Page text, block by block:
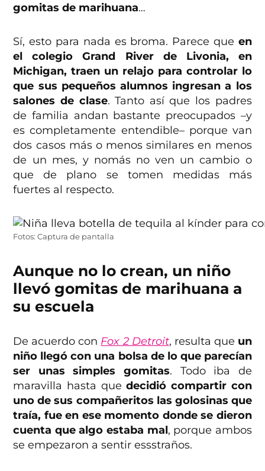
gomitas de marihuana…
Sí, esto para nada es broma. Parece que en
el colegio Grand River de Livonia, en
Michigan, traen un relajo para controlar lo
que sus pequeños alumnos ingresan a los
salones de clase. Tanto así que los padres
de familia andan bastante preocupados –y
es completamente entendible– porque van
dos casos más o menos similares en menos
de un mes, y nomás no ven un cambio o
que de plano se tomen medidas más
fuertes al respecto.
Fotos: Captura de pantalla
Aunque no lo crean, un niño
llevó gomitas de marihuana a
su escuela
De acuerdo con Fox 2 Detroit, resulta que un
niño llegó con una bolsa de lo que parecían
ser unas simples gomitas. Todo iba de
maravilla hasta quedecidió compartir con
uno de sus compañeritos las golosinas que
traía, fue en ese momento donde se dieron
cuenta que algo estaba mal, porque ambos
se empezaron a sentir essstraños.